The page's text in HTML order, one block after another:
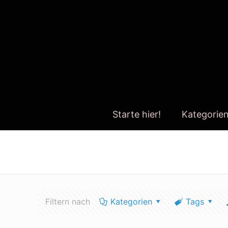
Starte hier!
Filtern nach Kategorien Tags